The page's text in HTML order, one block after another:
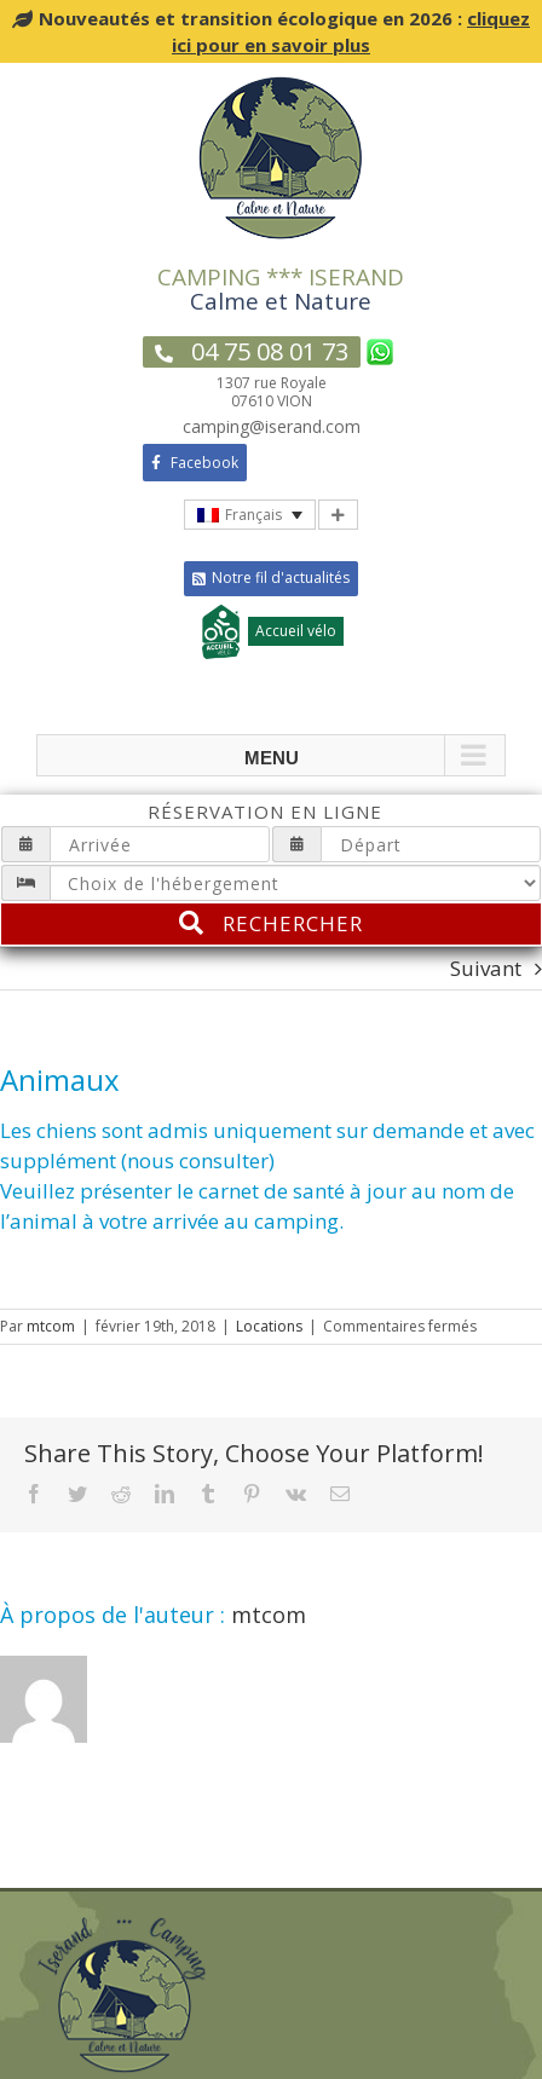
Nouveautés et transition écologique en 2026 : cliquez
ici pour en savoir plus
CAMPING *** ISERAND
Calme et Nature
04 75 08 01 73
1307 rue Royale
07610 VION
camping@iserand.com
Facebook
Français
Notre fil d'actualités
Accueil vélo
RÉSERVATION EN LIGNE
RECHERCHER
Suivant
Animaux
Les chiens sont admis uniquement sur demande et avec
supplément (nous consulter)
Veuillez présenter le carnet de santé à jour au nom de
l’animal à votre arrivée au camping.
Par mtcom | février 19th, 2018 | Locations | Commentaires ferméssur
Animaux
Share This Story, Choose Your Platform!
Facebook
TwitterRedditLinkedInTumblr Pinterest
Vk Email
À propos de l'auteur : mtcom